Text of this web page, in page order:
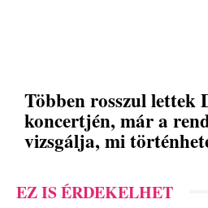
Többen rosszul lettek
koncertjén, már a
vizsgálja, mi
EZ IS ÉRDEKELHET